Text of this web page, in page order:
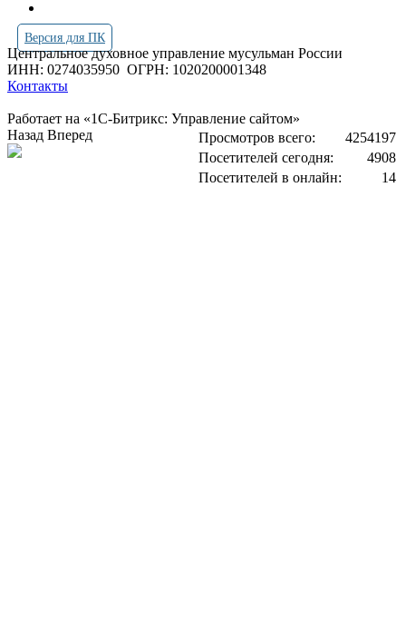
Версия для ПК
Центральное духовное управление мусульман России
ИНН: 0274035950 ОГРН: 1020200001348
Контакты
Работает на «1С-Битрикс: Управление сайтом»
Просмотров всего:
4254197
Посетителей сегодня:
4908
Посетителей в онлайн:
14
Назад Вперед